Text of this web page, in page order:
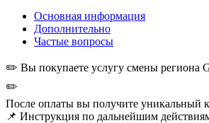
Основная информация
Дополнительно
Частые вопросы
✏️ Вы покупаете услугу смены региона
✏️
После оплаты вы получите уникальный
📌 Инструкция по дальнейшим